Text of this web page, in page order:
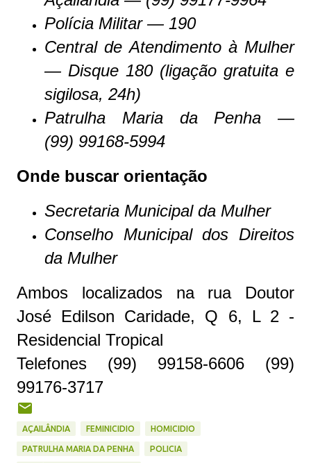
Polícia Militar — 190
Central de Atendimento à Mulher
— Disque 180 (ligação gratuita e
sigilosa, 24h)
Patrulha Maria da Penha —
(99) 99168-5994
Onde buscar orientação
Secretaria Municipal da Mulher
Conselho Municipal dos Direitos
da Mulher
Ambos localizados na rua Doutor
José Edilson Caridade, Q 6, L 2 -
Residencial Tropical
Telefones (99) 99158-6606 (99)
99176-3717
AÇAILÂNDIA FEMINICIDIO HOMICIDIO
PATRULHA MARIA DA PENHA POLICIA